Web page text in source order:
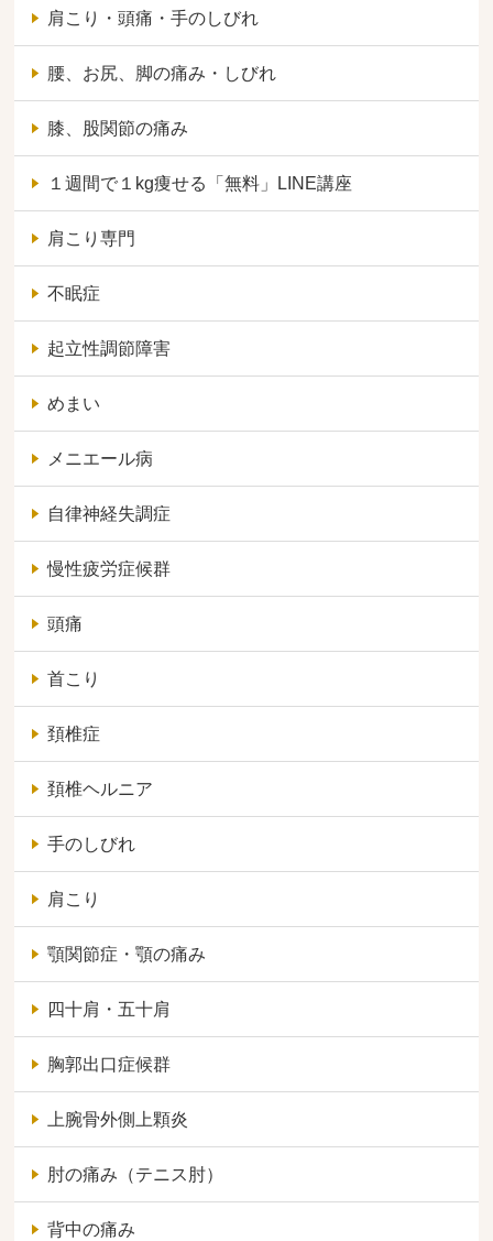
肩こり・頭痛・手のしびれ
腰、お尻、脚の痛み・しびれ
膝、股関節の痛み
１週間で１kg痩せる「無料」LINE講座
肩こり専門
不眠症
起立性調節障害
めまい
メニエール病
自律神経失調症
慢性疲労症候群
頭痛
首こり
頚椎症
頚椎ヘルニア
手のしびれ
肩こり
顎関節症・顎の痛み
四十肩・五十肩
胸郭出口症候群
上腕骨外側上顆炎
肘の痛み（テニス肘）
背中の痛み